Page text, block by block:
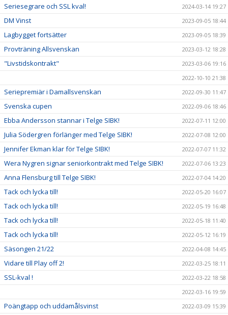
Seriesegrare och SSL kval! 2024-03-14 19:27
DM Vinst 2023-09-05 18:44
Lagbygget fortsätter 2023-09-05 18:39
Provträning Allsvenskan 2023-03-12 18:28
"Livstidskontrakt"
2023-03-06 19:16
2022-10-10 21:38
Seriepremiär i Damallsvenskan 2022-09-30 11:47
Svenska cupen 2022-09-06 18:46
Ebba Andersson stannar i Telge SIBK! 2022-07-11 12:00
Julia Södergren förlänger med Telge SIBK! 2022-07-08 12:00
Jennifer Ekman klar för Telge SIBK! 2022-07-07 11:32
Wera Nygren signar seniorkontrakt med Telge SIBK! 2022-07-06 13:23
Anna Flensburg till Telge SIBK! 2022-07-04 14:20
Tack och lycka till! 2022-05-20 16:07
Tack och lycka till! 2022-05-19 16:48
Tack och lycka till! 2022-05-18 11:40
Tack och lycka till! 2022-05-12 16:19
Säsongen 21/22 2022-04-08 14:45
Vidare till Play off 2! 2022-03-25 18:11
SSL-kval !
2022-03-22 18:58
2022-03-16 19:59
Poängtapp och uddamålsvinst 2022-03-09 15:39